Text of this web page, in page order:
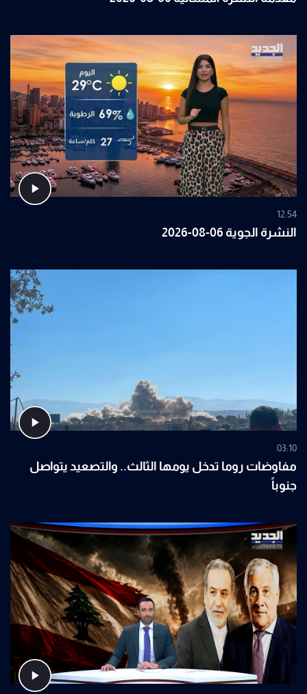
12:54
النشرة الجوية 06-08-2026
03:10
مفاوضات روما تدخل يومها الثالث.. والتصعيد يتواصل
جنوباً